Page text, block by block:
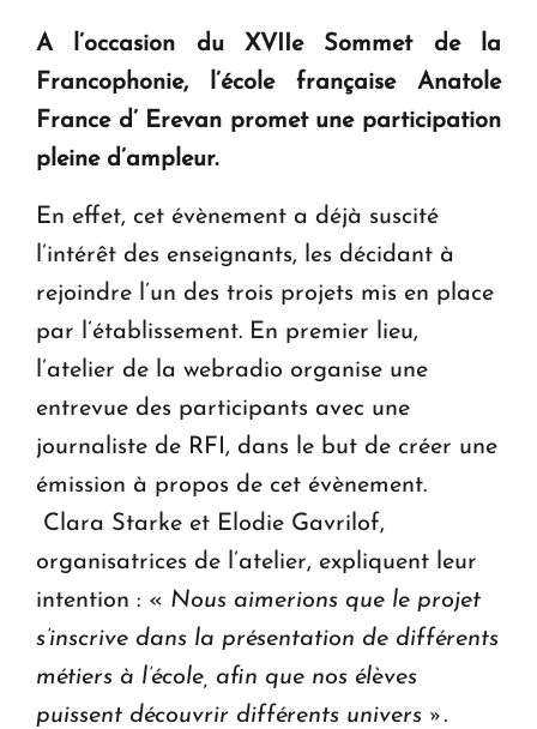
A l’occasion du XVIIe Sommet de la
Francophonie, l’école française Anatole
France d’ Erevan promet une participation
pleine d’ampleur.
En effet, cet évènement a déjà suscité
l’intérêt des enseignants, les décidant à
rejoindre l’un des trois projets mis en place
par l’établissement. En premier lieu,
l’atelier de la webradio organise une
entrevue des participants avec une
journaliste de RFI, dans le but de créer une
émission à propos de cet évènement.
Clara Starke et Elodie Gavrilof,
organisatrices de l’atelier, expliquent leur
intention : « Nous aimerions que le projet
s’inscrive dans la présentation de différents
métiers à l’école, afin que nos élèves
puissent découvrir différents univers ».